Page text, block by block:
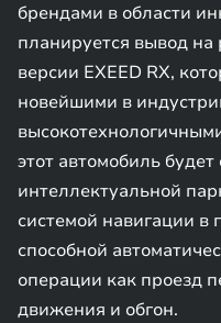
брендами в области
планируется вывод
версии EXEED RX,
новейшими в
этот автомобиль
интеллектуальной
системой навигации в
способной
операции как проезд
движения и обгон.